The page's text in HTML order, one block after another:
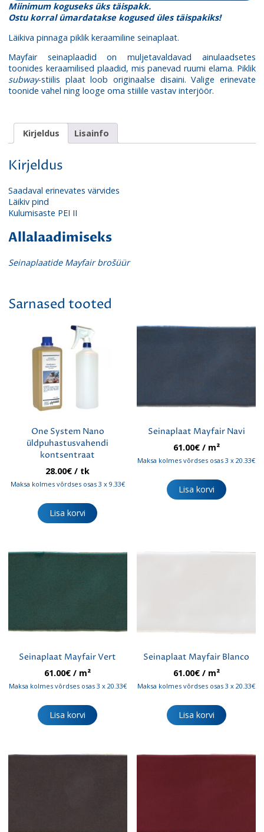
Miinimum koguseks üks täispakk.
Ostu korral ümardatakse kogused üles täispakiks!
Läikiva pinnaga piklik keraamiline seinaplaat.
Mayfair seinaplaadid on muljetavaldavad ainulaadsetes
toonides keraamilised plaadid, mis panevad ruumi elama. Piklik
subway-stiilis plaat loob originaalse disaini. Valige erinevate
toonide vahel ning looge oma stiilile vastav interjöör.
Kirjeldus Lisainfo
Kirjeldus
Saadaval erinevates värvides
Läikiv pind
Kulumisaste PEI II
Allalaadimiseks
Seinaplaatide Mayfair brošüür
Sarnased tooted
One System Nano
üldpuhastusvahendi
kontsentraat
28.00€ / tk
Maksa kolmes võrdses osas 3 x 9.33€
Lisa korvi
Seinaplaat Mayfair Navi
61.00€/ m²
Maksa kolmes võrdses osas 3 x 20.33€
Lisa korvi
Seinaplaat Mayfair Vert
61.00€ / m²
Maksa kolmes võrdses osas 3 x 20.33€
Lisa korvi
Seinaplaat Mayfair Blanco
61.00€/ m²
Maksa kolmes võrdses osas 3 x 20.33€
Lisa korvi